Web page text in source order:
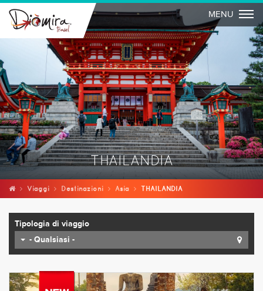
MENU
THAILANDIA
Viaggi Destinazioni Asia THAILANDIA
Tipologia di viaggio
- Qualsiasi -